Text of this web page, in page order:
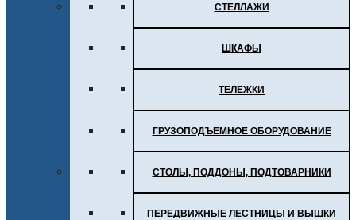
СТЕЛЛАЖИ
ШКАФЫ
ТЕЛЕЖКИ
ГРУЗОПОДЪЕМНОЕ ОБОРУДОВАНИЕ
СТОЛЫ, ПОДДОНЫ, ПОДТОВАРНИКИ
ПЕРЕДВИЖНЫЕ ЛЕСТНИЦЫ И ВЫШКИ